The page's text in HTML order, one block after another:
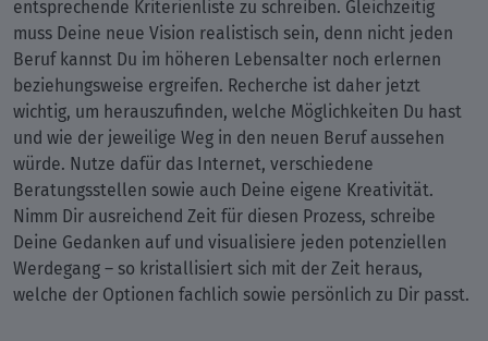
entsprechende Kriterienliste zu schreiben. Gleichzeitig
muss Deine neue Vision realistisch sein, denn nicht jeden
Beruf kannst Du im höheren Lebensalter noch erlernen
beziehungsweise ergreifen. Recherche ist daher jetzt
wichtig, um herauszufinden, welche Möglichkeiten Du hast
und wie der jeweilige Weg in den neuen Beruf aussehen
würde. Nutze dafür das Internet, verschiedene
Beratungsstellen sowie auch Deine eigene Kreativität.
Nimm Dir ausreichend Zeit für diesen Prozess, schreibe
Deine Gedanken auf und visualisiere jeden potenziellen
Werdegang – so kristallisiert sich mit der Zeit heraus,
welche der Optionen fachlich sowie persönlich zu Dir passt.